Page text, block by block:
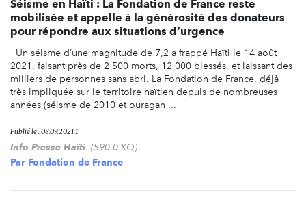
Séisme en Haïti : La Fondation de France reste
mobilisée et appelle à la générosité des donateurs
pour répondre aux situations d’urgence
Un séisme d’une magnitude de 7,2 a frappé Haïti le 14 août
2021, faisant près de 2 500 morts, 12 000 blessés, et laissant des
milliers de personnes sans abri. La Fondation de France, déjà
très impliquée sur le territoire haïtien depuis de nombreuses
années (séisme de 2010 et ouragan ...
Publié le : 08.09.2021 1
Info Presse Haïti (590.0 KO)
Par Fondation de France